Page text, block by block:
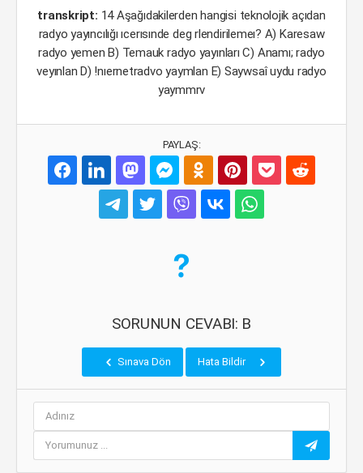
transkript: 14 Aşağıdakilerden hangisi teknolojik açıdan
radyo yayıncılığı ıcerısınde deg rlendirilemeı? A) Karesaw
radyo yemen B) Temauk radyo yayınları C) Anamı; radyo
veyınlan D) !nıernetradvo yaymlan E) Saywsaî uydu radyo
yaymmrv
PAYLAŞ:
SORUNUN CEVABI: B
Sınava Dön Hata Bildir